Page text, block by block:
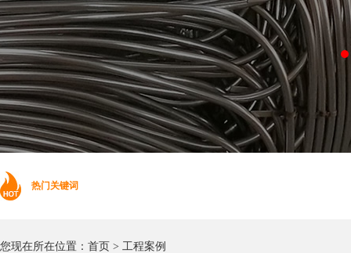
热门关键词
您现在所在位置： 首页 > 工程案例